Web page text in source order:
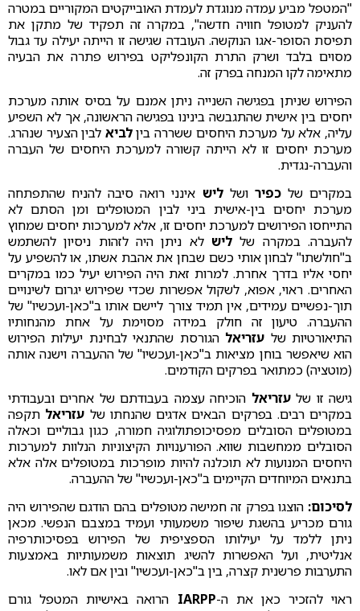
"המטפל מביע עמדה מנוגדת לעמדת האובייקטים המקוריים במטרה
להעניק למטופל חוויה חדשה", במקרה זה תפקיד של מתקן את
תפיסת הסופר-אגו הנוקשה. העובדה שגישה זו הייתה יעילה עד גבול
מסוים בלבד ושרק התרת הקונפליקט בפירוש פתרה את הבעיה
מתאימה לקו המנחה בפרק זה.
הפירוש שניתן בפגישה השנייה ניתן אמנם על בסיס אותה מערכת
יחסים בין אישית שהתגבשה בינינו בפגישה הראשונה, אך לא השפיע
עליה, אלא על מערכת היחסים ששררה ביןלביא לבין הצעיר שנהרג.
מערכת יחסים זו לא הייתה קשורה למערכת היחסים של העברה
והעברה-נגדית.
במקרים שלכפיר ושלליש אינני רואה סיבה להניח שהתפתחה
מערכת יחסים בין-אישית ביני לבין המטופלים ומן הסתם לא
התייחסו הפירושים למערכת יחסים זו, אלא למערכות יחסים שמחוץ
להעברה. במקרה שלליש לא ניתן היה לזהות ניסיון להשתמש
ב"חולשתו" לבחון אותי כשם שבחן את אהבת אשתו, או להשפיע על
יחסי אליו בדרך אחרת. למרות זאת היה הפירוש יעיל כמו במקרים
האחרים. ראוי, אפוא, לשקול אפשרות שכדי שפירוש יגרום לשינויים
תוך-נפשיים עמידים, אין תמיד צורך ליישם אותו ב"כאן-ועכשיו" של
ההעברה. טיעון זה חולק במידה מסוימת על אחת מהנחותיו
התיאורטיות של עזריאל הגורסת שהתנאי לבחינת יעילות הפירוש
הוא שיאפשר בוחן מציאות ב"כאן-ועכשיו" של ההעברה וישנה אותה
(מוטציה) כמתואר בפרקים הקודמים.
גישה זו שלעזריאל הוכיחה עצמה בעבודתם של אחרים ובעבודתי
במקרים רבים. בפרקים הבאים אדגים שהנחתו של עזריאל תקפה
במטופלים הסובלים מפסיכופתולוגיה חמורה, כגון גבוליים וכאלה
הסובלים ממחשבות שווא. הפורענויות הקיצוניות הנלוות למערכות
היחסים המנועות לא תוכלנה להיות מופרכות במטופלים אלה אלא
בתנאים המיוחדים הקיימים ב"כאן-ועכשיו" של ההעברה.
לסיכום: הוצגו בפרק זה חמישה מטופלים בהם הודגם שהפירוש היה
גורם מכריע בהשגת שיפור משמעותי ועמיד במצבם הנפשי. מכאן
ניתן ללמד על יעילותו הספציפית של הפירוש בפסיכותרפיה
אנליטית, ועל האפשרות להשיג תוצאות משמעותיות באמצעות
התערבות פרשנית קצרה, בין ב"כאן-ועכשיו" ובין אם לאו.
ראוי להזכיר כאן את ה-IARPP הרואה באישיות המטפל גורם